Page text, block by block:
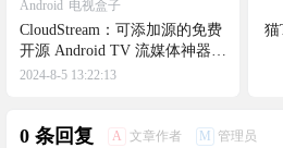
Android 电视盒子
CloudStream：可添加源的免费
开源 Android TV 流媒体神器，
看电影看剧集看动漫，支持各
2024-8-5 13:22:13
猫
0 条回复 A 文章作者 M 管理员